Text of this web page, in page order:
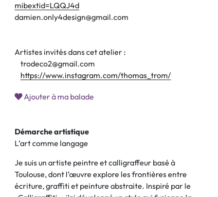
mibextid=LQQJ4d
damien.only4design@gmail.com
Artistes invités dans cet atelier :
trodeco2@gmail.com
https://www.instagram.com/thomas_trom/
Ajouter à ma balade
Démarche artistique
L’art comme langage
Je suis un artiste peintre et calligraffeur basé à
Toulouse, dont l’œuvre explore les frontières entre
écriture, graffiti et peinture abstraite. Inspiré par le